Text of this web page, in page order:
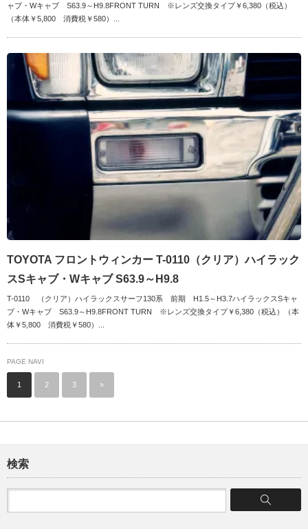
ャブ・Wキャブ S63.9～H9.8FRONT TURN ※レンズ交換タイプ￥6,380（税込）
（本体￥5,800 消費税￥580）...
TOYOTA フロントウィンカー T-0110（クリア）ハイラック
スSキャブ・Wキャブ S63.9～H9.8
T-0110 （クリア）ハイラックスサーフ130系 前期 H1.5～H3.7ハイラックスSキャ
ブ・Wキャブ S63.9～H9.8FRONT TURN ※レンズ交換タイプ￥6,380（税込）（本
体￥5,800 消費税￥580）...
PAGE NAVI
1 2 3 »
検索